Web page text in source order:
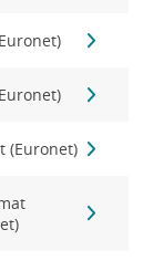
(Euronet)